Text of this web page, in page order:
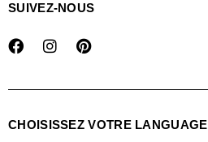
SUIVEZ-NOUS
CHOISISSEZ VOTRE LANGUAGE